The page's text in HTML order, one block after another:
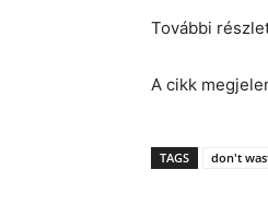
További
A cikk
TAGS don't